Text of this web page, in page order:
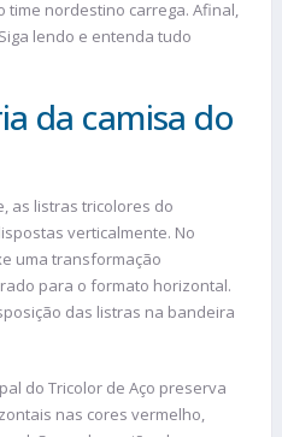
time nordestino carrega. Afinal,
lendo e entenda tudo
da camisa do
as listras tricolores do
verticalmente. No
uma transformação
para o formato horizontal.
das listras na bandeira
do Tricolor de Aço preserva
nas cores vermelho,